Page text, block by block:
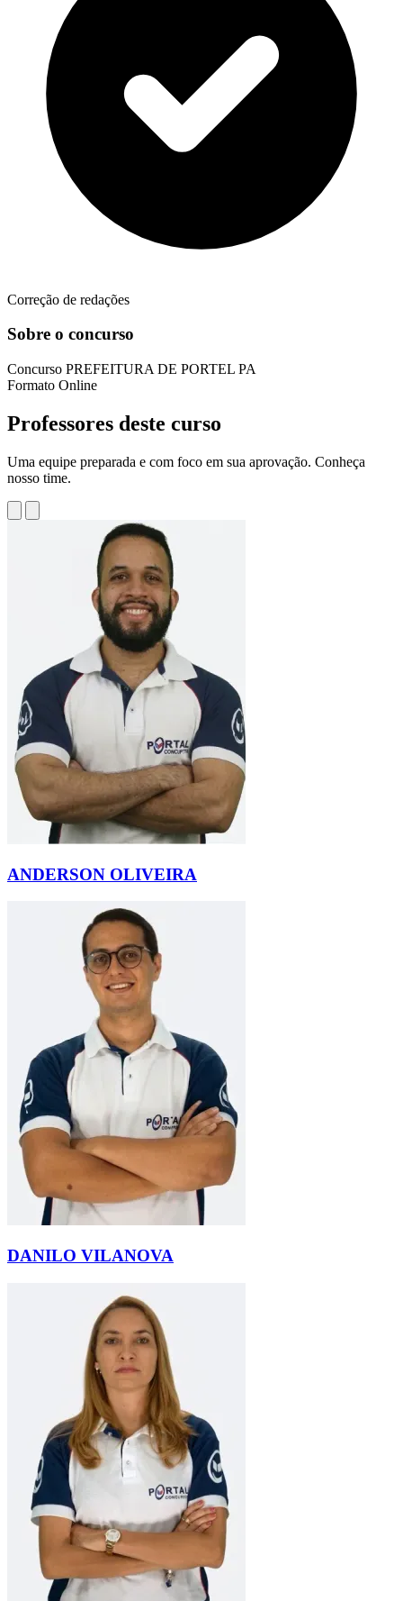
Correção de redações
Sobre o concurso
Concurso PREFEITURA DE PORTEL PA
Formato Online
Professores deste curso
Uma equipe preparada e com foco em sua aprovação. Conheça
nosso time.
ANDERSON OLIVEIRA
DANILO VILANOVA